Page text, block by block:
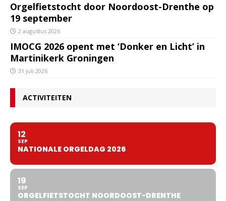
Orgelfietstocht door Noordoost-Drenthe op
19 september
2 augustus 2026
IMOCG 2026 opent met ‘Donker en Licht’ in
Martinikerk Groningen
31 juli 2026
ACTIVITEITEN
12
SEP
NATIONALE ORGELDAG 2026
19
SEP
ORGELFIETSTOCHT NOORDOOST-DRENTHE